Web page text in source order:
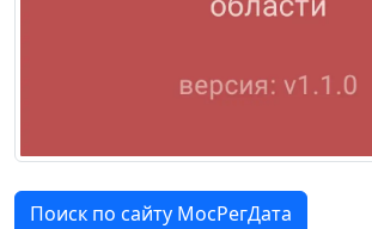
Поиск по сайту МосРегДата